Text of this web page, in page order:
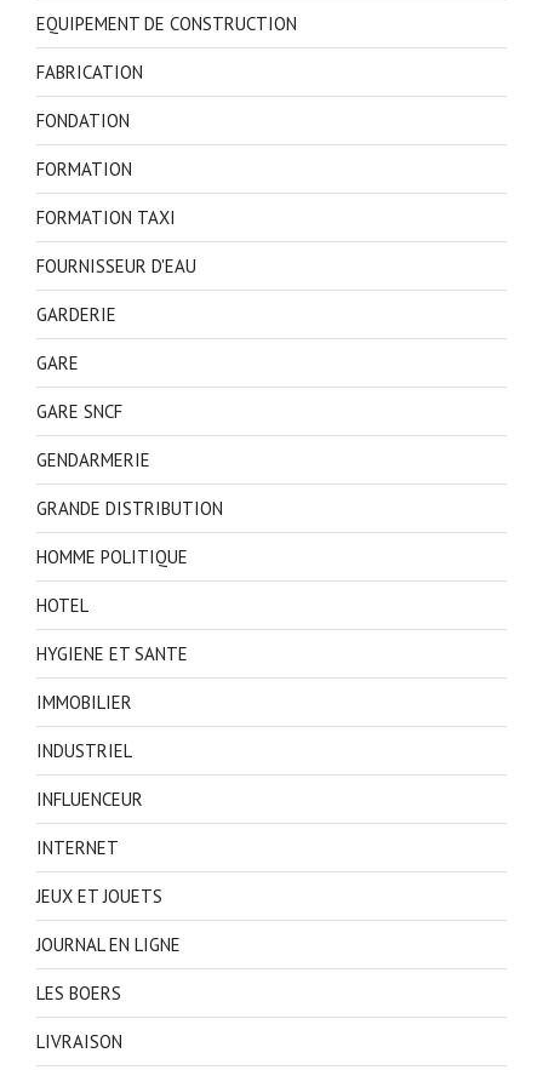
EQUIPEMENT DE CONSTRUCTION
FABRICATION
FONDATION
FORMATION
FORMATION TAXI
FOURNISSEUR D'EAU
GARDERIE
GARE
GARE SNCF
GENDARMERIE
GRANDE DISTRIBUTION
HOMME POLITIQUE
HOTEL
HYGIENE ET SANTE
IMMOBILIER
INDUSTRIEL
INFLUENCEUR
INTERNET
JEUX ET JOUETS
JOURNAL EN LIGNE
LES BOERS
LIVRAISON